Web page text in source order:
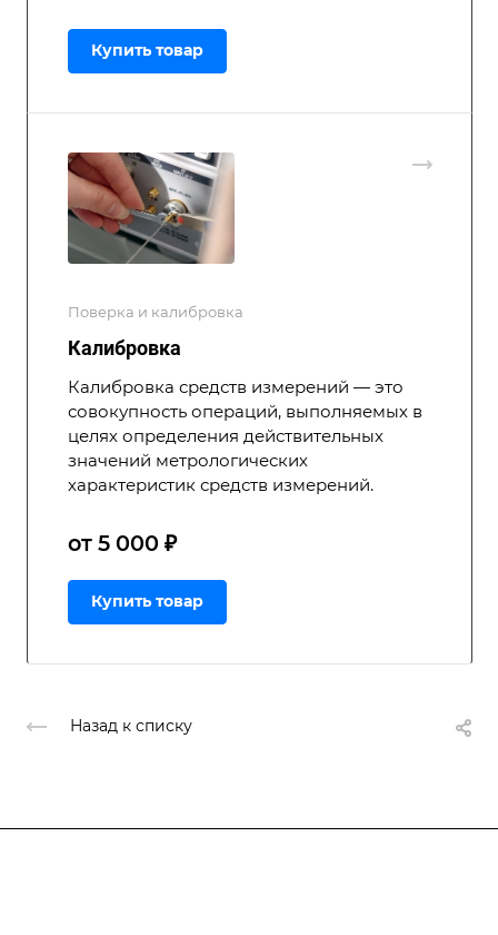
Купить товар
Поверка и калибровка
Калибровка
Калибровка средств измерений — это
совокупность операций, выполняемых в
целях определения действительных
значений метрологических
характеристик средств измерений.
от 5 000 ₽
Купить товар
Назад к списку